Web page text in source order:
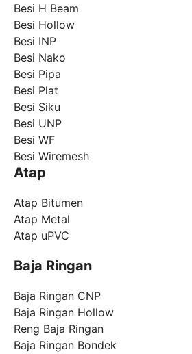
Besi H Beam
Besi Hollow
Besi INP
Besi Nako
Besi Pipa
Besi Plat
Besi Siku
Besi UNP
Besi WF
Besi Wiremesh
Atap
Atap Bitumen
Atap Metal
Atap uPVC
Baja Ringan
Baja Ringan CNP
Baja Ringan Hollow
Reng Baja Ringan
Baja Ringan Bondek